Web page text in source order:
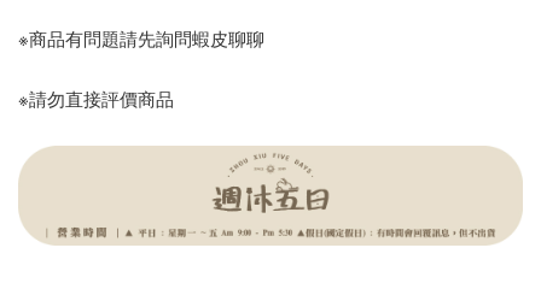
※商品有問題請先詢問蝦皮聊聊
※請勿直接評價商品